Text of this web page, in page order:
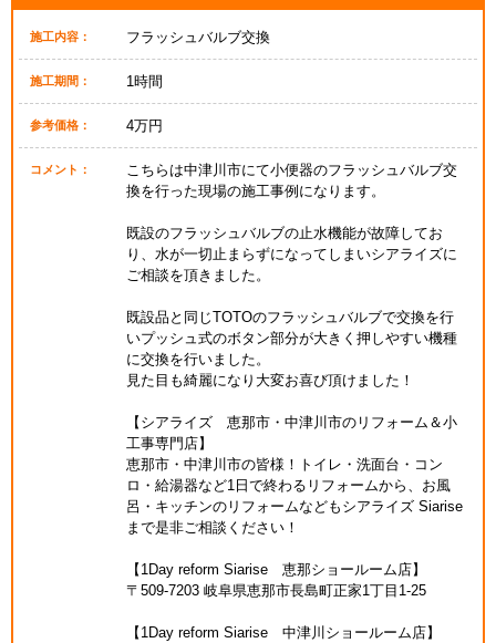
施工内容： フラッシュバルブ交換
施工期間： 1時間
参考価格： 4万円
コメント：
こちらは中津川市にて小便器のフラッシュバルブ交
換を行った現場の施工事例になります。
既設のフラッシュバルブの止水機能が故障してお
り、水が一切止まらずになってしまいシアライズに
ご相談を頂きました。
既設品と同じTOTOのフラッシュバルブで交換を行
いプッシュ式のボタン部分が大きく押しやすい機種
に交換を行いました。
見た目も綺麗になり大変お喜び頂けました！
【シアライズ 恵那市・中津川市のリフォーム＆小
工事専門店】
恵那市・中津川市の皆様！トイレ・洗面台・コン
ロ・給湯器など1日で終わるリフォームから、お風
呂・キッチンのリフォームなどもシアライズ Siarise
まで是非ご相談ください！
【1Day reform Siarise 恵那ショールーム店】
〒509-7203 岐阜県恵那市長島町正家1丁目1-25
【1Day reform Siarise 中津川ショールーム店】